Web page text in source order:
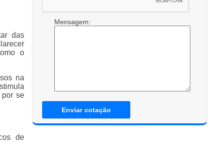
das
o
na
por se
de
Mensagem:
Enviar cotação